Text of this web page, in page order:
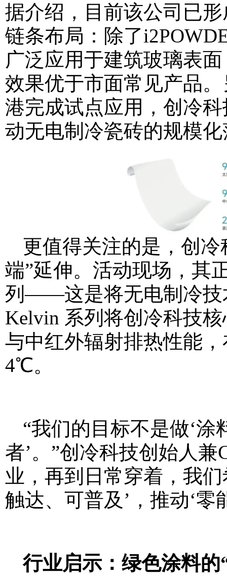
据介绍，目前该公司已
链条布局：除了
广泛应用于建筑玻璃表
效果优于市面常见产品
港完成试点应用，创冷
动无电制冷瓷砖的规模
更值得关注的是，创冷
端”延伸。活动现场，其
列——这是将无电制冷技
Kelvin 系列将创冷科技
与中红外辐射排热性能
4℃。
“我们的目标不是做‘涂
者’。”创冷科技创始人
业，再到日常穿着，我
触达、可普及’，推动‘零
行业启示：绿色涂料的